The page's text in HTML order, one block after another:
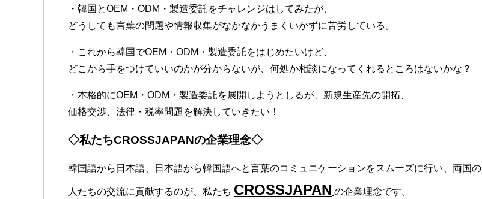
・韓国とOEM・ODM・製造委託をチャレンジはしてみたが、
どうしても言葉の問題や情報収集がなかなかうまくいかずに苦労している。
・これから韓国でOEM・ODM・製造委託をはじめたいけど、
どこから手をつけていいのかが分からないが、何処か相談になってくれるところはないかな？
・本格的にOEM・ODM・製造委託を展開しようとしるが、新規生産先の開拓、
価格交渉、法律・税率問題を解決していきたい！
◇私たちCROSSJAPANの企業理念◇
韓国語から日本語、日本語から韓国語へと言葉のコミュニケーションをスムーズに行い、両国の
人たちの交流に貢献するのが、私たち CROSSJAPAN の企業理念です。